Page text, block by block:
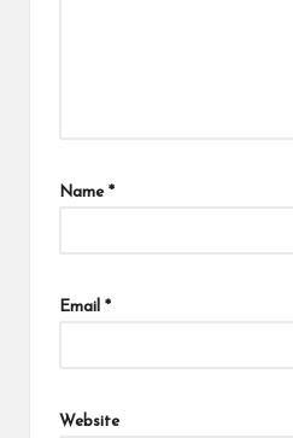
Name *
Email *
Website